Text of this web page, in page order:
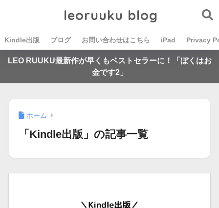
leoruuku blog
Kindle出版 ブログ お問い合わせはこちら iPad Privacy
LEO RUUKU最新作が早くもベストセラーに！「ぼくはお
金です2」
ホーム
「Kindle出版」の記事一覧